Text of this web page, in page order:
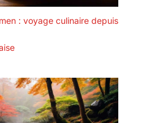
: voyage culinaire depuis